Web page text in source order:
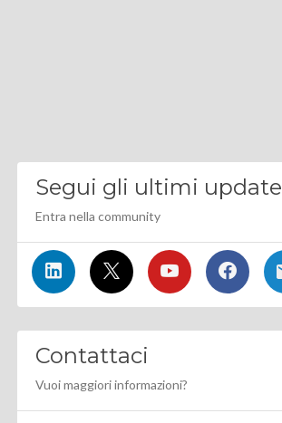
Segui gli ultimi update
Entra nella community
Contattaci
Vuoi maggiori informazioni?